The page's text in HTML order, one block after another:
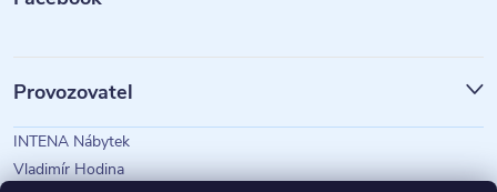
Provozovatel
INTENA Nábytek
Vladimír Hodina